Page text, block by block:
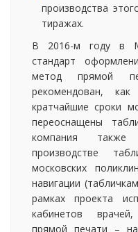
производства
тиражах.
В 2016-м году в
стандарт
метод прямой
рекомендован,
кратчайшие сроки
переоснащены
компания
производстве
московских
навигации
рамках проекта
кабинетов
прямой печати –